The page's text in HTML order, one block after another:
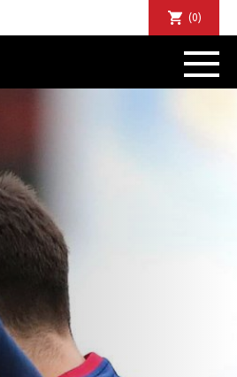
(0)
NIEUWS
DE CLUB